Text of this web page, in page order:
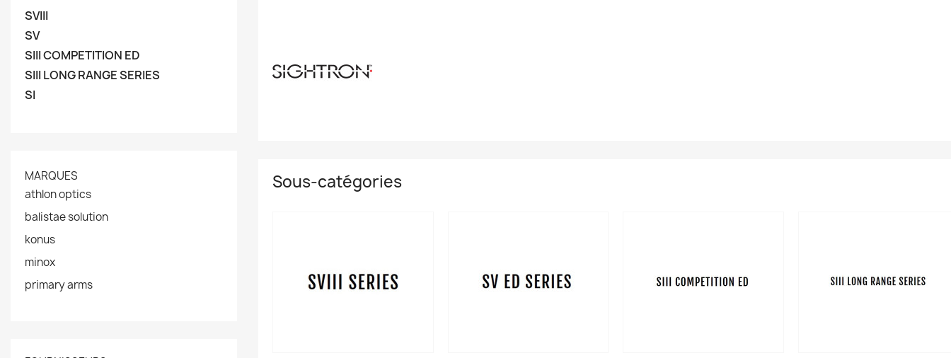
SVIII
SV
SIII COMPETITION ED
SIII LONG RANGE SERIES
SI
MARQUES
athlon optics
balistae solution
konus
minox
primary arms
Sous-catégories